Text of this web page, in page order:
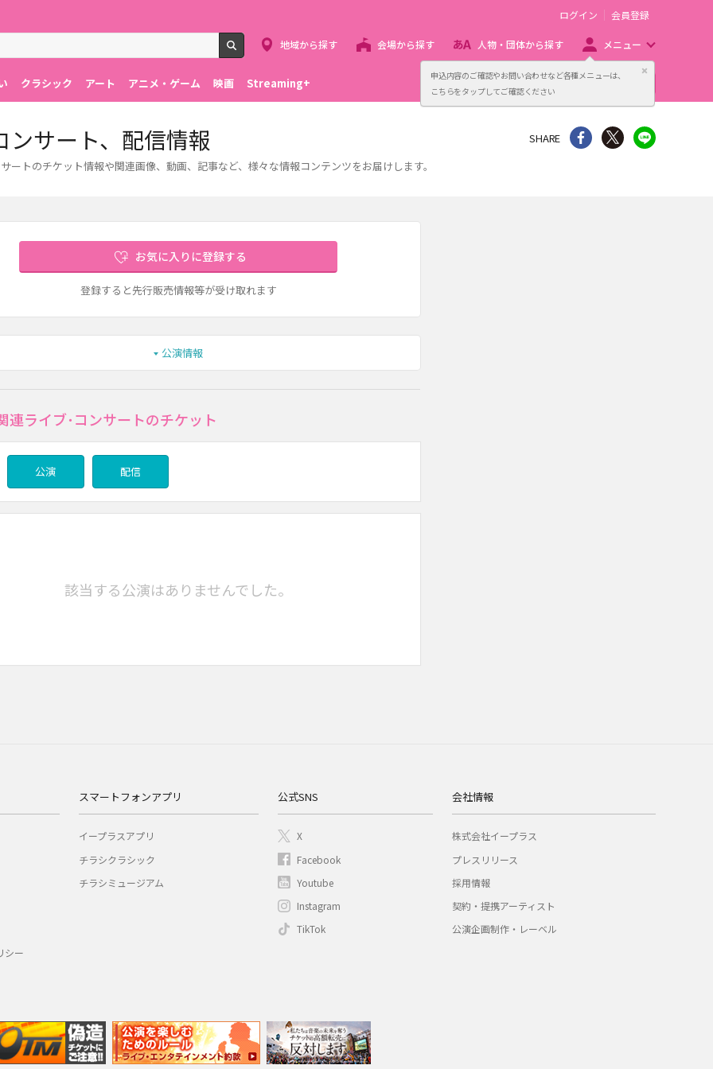
申込内容のご確認やお問い合わせなど各種メニューは、
こちらをタップしてご確認ください
閉じる
検索
ログイン 会員登録
地域から探す 会場から探す 人物・団体から探す メニュー
クラシック アート アニメ・ゲーム 映画 Streaming+ 主催者向け販売サービス
ンサート、配信情報
トのチケット情報や関連画像、動画、記事など、様々な情報コンテンツをお届けします。
SHARE シェア Twitter
お気に入りに登録する
登録すると先行販売情報等が受け取れます
公演情報
連ライブ･コンサートのチケット
公演 配信
該当する公演はありませんでした。
シー
スマートフォンアプリ
イープラスアプリ
チラシクラシック
チラシミュージアム
公式SNS
X
Facebook
Youtube
Instagram
TikTok
会社情報
株式会社イープラス
プレスリリース
採用情報
契約・提携アーティスト
公演企画制作・レーベル